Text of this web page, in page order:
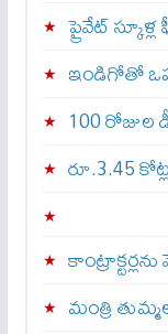
ప్రైవేట్
ఇండిగోతో
100
రూ.3.45
మంత్రి